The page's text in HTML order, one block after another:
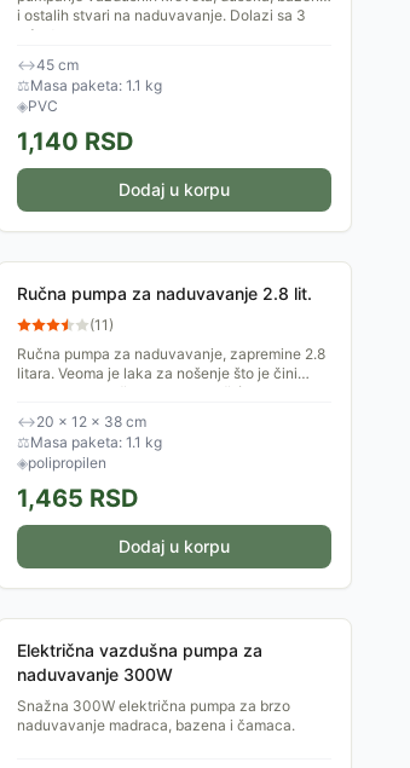
i ostalih stvari na naduvavanje. Dolazi sa 3
adaptera za...
↔45 cm
⚖Masa paketa: 1.1 kg
◈PVC
1,140 RSD
Dodaj u korpu
Ručna pumpa za naduvavanje 2.8 lit.
(11)
Ručna pumpa za naduvavanje, zapremine 2.8
litara. Veoma je laka za nošenje što je čini
idealnom za dušeke, gume i mišiće za
plivanje, različite...
↔20 × 12 × 38 cm
⚖Masa paketa: 1.1 kg
◈polipropilen
1,465 RSD
Dodaj u korpu
Električna vazdušna pumpa za
naduvavanje 300W
Snažna 300W električna pumpa za brzo
naduvavanje madraca, bazena i čamaca.